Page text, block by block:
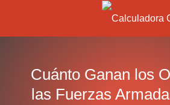
Cuánto Ganan los
las Fuerzas